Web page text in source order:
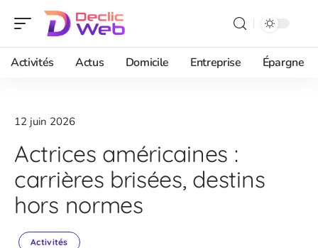
Activités Actus Domicile Entreprise Épargne
12 juin 2026
Actrices américaines :
carrières brisées, destins
hors normes
Activités